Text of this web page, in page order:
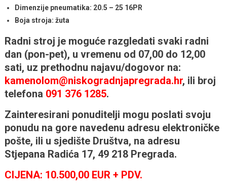
Dimenzije pneumatika: 20.5 – 25 16PR
Boja stroja: žuta
Radni stroj je moguće razgledati svaki radni
dan (pon-pet), u vremenu od 07,00 do 12,00
sati, uz prethodnu najavu/dogovor na:
kamenolom@niskogradnjapregrada.hr, ili broj
telefona 091 376 1285.
Zainteresirani ponuditelji mogu poslati svoju
ponudu na gore navedenu adresu elektroničke
pošte, ili u sjedište Društva, na adresu
Stjepana Radića 17, 49 218 Pregrada.
CIJENA: 10.500,00 EUR + PDV.